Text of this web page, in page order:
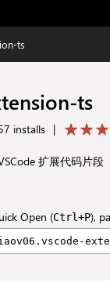
ts
ts
installs |
扩展代码片段
Open (Ctrl+P),